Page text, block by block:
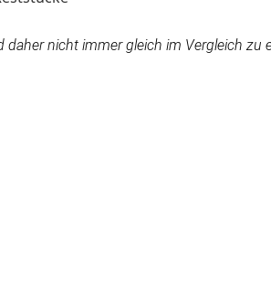
nicht immer gleich im Vergleich